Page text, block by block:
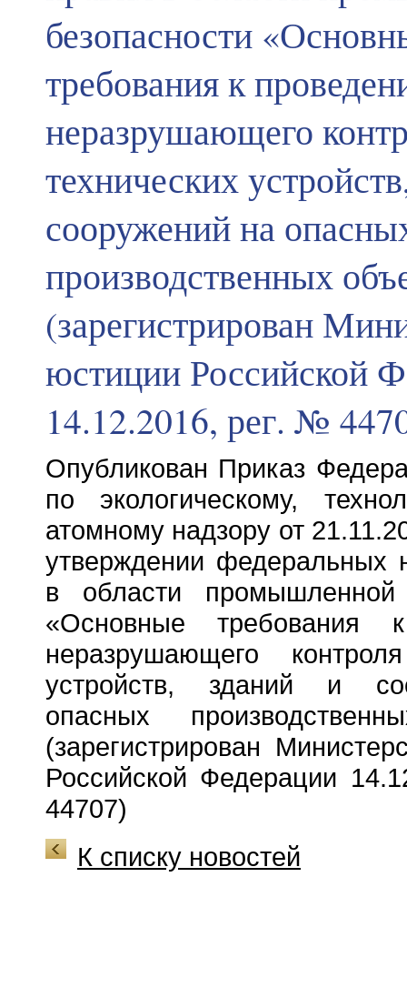
безопасности
требования к
неразрушающего
технических
сооружений на
производственных
(зарегистрирован
юстиции Российской
14.12.2016, рег. №
Опубликован Приказ
по экологическому,
атомному надзору от
утверждении федеральных
в области промышленной
«Основные требования
неразрушающего
устройств, зданий и
опасных
(зарегистрирован
Российской Федерации
44707)
К списку новостей